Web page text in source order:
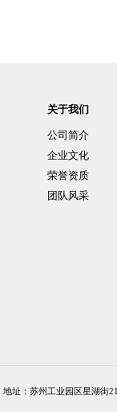
关于我们
公司简介
企业文化
荣誉资质
团队风采
地址：苏州工业园区星湖街